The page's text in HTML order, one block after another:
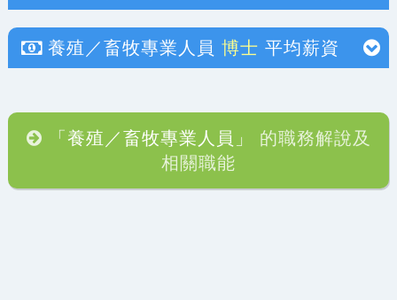
養殖／畜牧專業人員 博士 平均薪資
「養殖／畜牧專業人員」
的職務解說及
相關職能